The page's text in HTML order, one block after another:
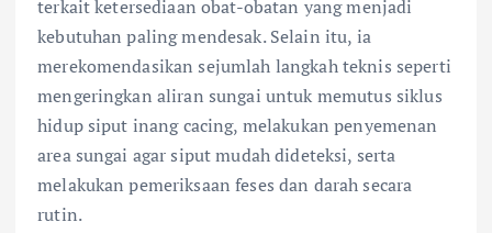
terkait ketersediaan obat-obatan yang menjadi
kebutuhan paling mendesak. Selain itu, ia
merekomendasikan sejumlah langkah teknis seperti
mengeringkan aliran sungai untuk memutus siklus
hidup siput inang cacing, melakukan penyemenan
area sungai agar siput mudah dideteksi, serta
melakukan pemeriksaan feses dan darah secara
rutin.